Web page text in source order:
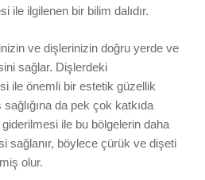
ile ilgilenen bir bilim dalıdır.
ve dişlerinizin doğru yerde ve
sağlar. Dişlerdeki
ile önemli bir estetik güzellik
sağlığına da pek çok katkıda
giderilmesi ile bu bölgelerin daha
sağlanır, böylece çürük ve dişeti
olur.